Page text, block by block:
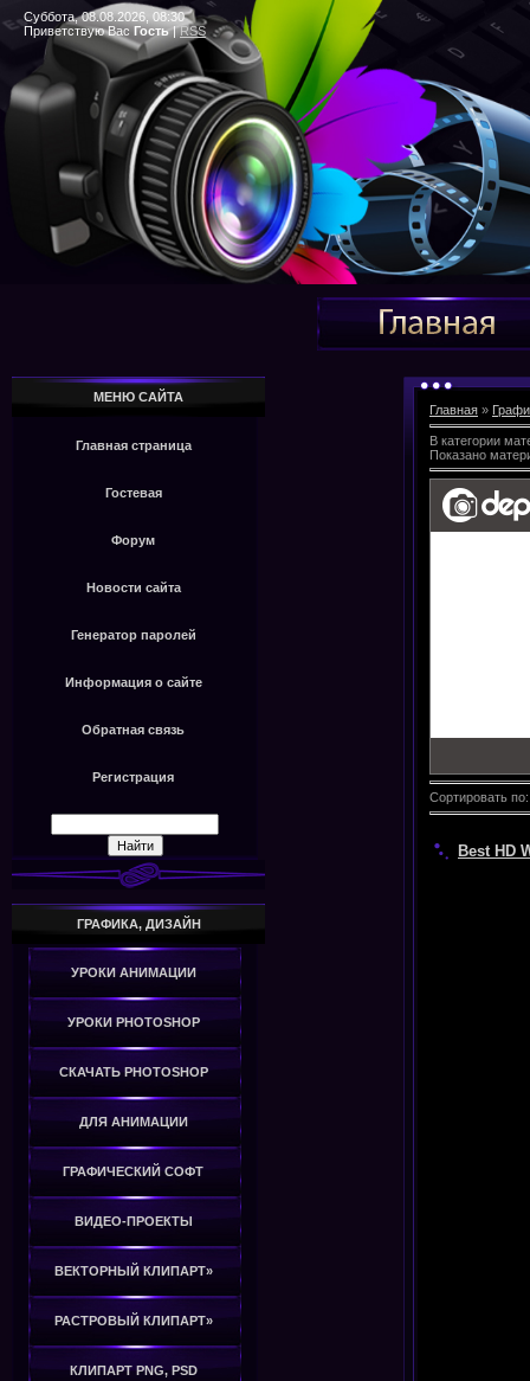
Суббота, 08.08.2026, 08:30
Приветствую Вас Гость|RSS
МЕНЮ САЙТА
Главная страница
Гостевая
Форум
Новости сайта
Генератор паролей
Информация о сайте
Обратная связь
Регистрация
ГРАФИКА, ДИЗАЙН
УРОКИ АНИМАЦИИ
УРОКИ PHOTOSHOP
СКАЧАТЬ PHOTOSHOP
ДЛЯ АНИМАЦИИ
ГРАФИЧЕСКИЙ СОФТ
ВИДЕО-ПРОЕКТЫ
ВЕКТОРНЫЙ КЛИПАРТ»
РАСТРОВЫЙ КЛИПАРТ»
КЛИПАРТ PNG, PSD
Главная »
В категории
Показано
Сортировать по
Best HD